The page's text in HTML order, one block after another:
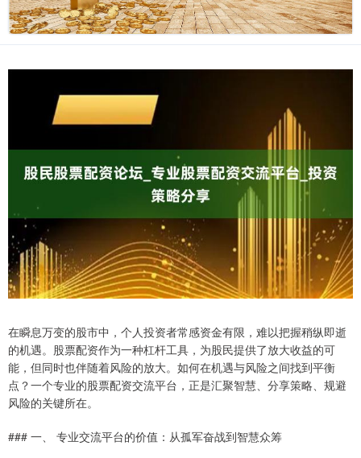
在瞬息万变的股市中，个人投资者常感资金有限，难以把握稍纵即逝
的机遇。股票配资作为一种杠杆工具，为股民提供了放大收益的可
能，但同时也伴随着风险的放大。如何在机遇与风险之间找到平衡
点？一个专业的股票配资交流平台，正是汇聚智慧、分享策略、规避
风险的关键所在。
### 一、 专业交流平台的价值：从孤军奋战到智慧众筹